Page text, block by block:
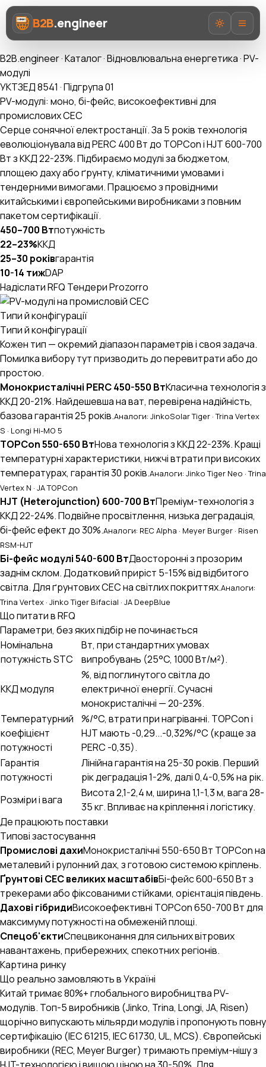
B2B.engineer
Про нас
Послуги
Prozorro AI
Категорії
AI-Експерт ВЕД
UA EN RU
B2B.engineer·Каталог·Відновлювальна енергетика·PV-
модулі
УКТЗЕД 8541 · Підгрупа 01
PV-модулі: моно, бі-фейс, високоефективні для
промислових СЕС
Серце сонячної електростанції. За 5 років технологія
еволюціонувала від PERC 400 Вт до TOPCon і HJT 600-700
Вт з ККД 22-23%. Підбираємо модулі за бюджетом,
площею даху або ґрунту, кліматичними умовами і
тендерними вимогами. Працюємо з провідними
китайськими і європейськими виробниками з повним
пакетом сертифікації.
450–700 Втпотужність
22–23%ККД
25–30 роківгарантія
10-14 тижDAP
Надіслати RFQ Тендери Prozorro
Типи й конфігурації
Типи й конфігурації
Кожен тип — окремий діапазон параметрів і своя задача.
Помилка вибору тут призводить до перевитрати або до
простою.
Монокристалічні PERC 450-550 ВтКласична технологія з
ККД 20-21%. Найдешевша на ват, перевірена надійність,
базова гарантія 25 років.Аналоги: JinkoSolar Tiger · Trina Vertex
S · Longi Hi-MO 5
TOPCon 550-650 ВтНова технологія з ККД 22-23%. Кращі
температурні характеристики, нижчі втрати при високих
температурах, гарантія 30 років.Аналоги: Jinko Tiger Neo · Trina
Vertex N · JA TOPCon
HJT (Heterojunction) 600-700 ВтПреміум-технологія з
ККД 22-24%. Подвійне просвітлення, низька деградація,
бі-фейс ефект до 30%.Аналоги: REC Alpha · Meyer Burger · Risen
RSM-HJT
Бі-фейс модулі 540-600 ВтДвосторонні з прозорим
заднім склом. Додатковий приріст 5-15% від відбитого
світла. Для ґрунтових СЕС на світлих покриттях.Аналоги:
Trina Vertex · Jinko Tiger Bifacial · JA DeepBlue
Що питати в RFQ
Параметри, без яких підбір не починається
Номінальна
потужність STC
Вт, при стандартних умовах
випробувань (25°C, 1000 Вт/м²).
ККД модуля
%, від поглинутого світла до
електричної енергії. Сучасні
монокристалічні — 20-23%.
Температурний
коефіцієнт
потужності
%/°C, втрати при нагріванні. TOPCon і
HJT мають -0,29...-0,32%/°C (краще за
PERC -0,35).
Гарантія
потужності
Лінійна гарантія на 25-30 років. Перший
рік деградація 1-2%, далі 0,4-0,5% на рік.
Розміри і вага
Висота 2,1-2,4 м, ширина 1,1-1,3 м, вага 28-
35 кг. Впливає на кріплення і логістику.
Де працюють поставки
Типові застосування
Промислові дахиМонокристалічні 550-650 Вт TOPCon на
металевий і рулонний дах, з готовою системою кріплень.
Ґрунтові СЕС великих масштабівБі-фейс 600-650 Вт з
трекерами або фіксованими стійками, орієнтація південь.
Дахові гібридиВисокоефективні TOPCon 650-700 Вт для
максимуму потужності на обмеженій площі.
Спецоб'єктиСпецвиконання для сильних вітрових
навантажень, прибережних, спекотних регіонів.
Картина ринку
Що реально замовляють в Україні
Китай тримає 80%+ глобального виробництва PV-
модулів. Топ-5 виробників (Jinko, Trina, Longi, JA, Risen)
щорічно випускають мільярди модулів і пропонують повну
сертифікацію (IEC 61215, IEC 61730, UL, MCS). Європейські
виробники (REC, Meyer Burger) тримають преміум-нішу з
AI-стратег B2B.engineer
Промислові закупівлі, RFQ, тендери, ВЕД
ОЧИСТИТИ ×